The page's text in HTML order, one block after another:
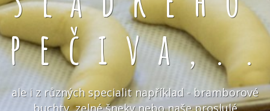
ale i z různých specialit například - bramborové
buchty, zelné šneky nebo naše proslulé